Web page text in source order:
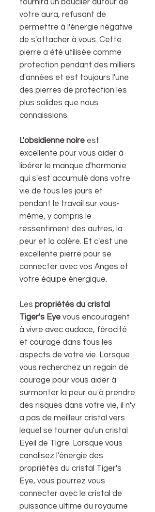
votre aura, refusant de
permettre à l'énergie négative
de s'attacher à vous. Cette
pierre a été utilisée comme
protection pendant des milliers
d'années et est toujours l'une
des pierres de protection les
plus solides que nous
connaissions.
L'obsidienne noire est
excellente pour vous aider à
libérer le manque d'harmonie
qui s'est accumulé dans votre
vie de tous les jours et
pendant le travail sur vous-
même, y compris le
ressentiment des autres, la
peur et la colère. Et c'est une
excellente pierre pour se
connecter avec vos Anges et
votre équipe énergique.
Les propriétés du cristal
Tiger's Eye vous encouragent
à vivre avec audace, férocité
et courage dans tous les
aspects de votre vie. Lorsque
vous recherchez un regain de
courage pour vous aider à
surmonter la peur ou à prendre
des risques dans votre vie, il n'y
a pas de meilleur cristal vers
lequel se tourner qu'un cristal
Eyeil de Tigre. Lorsque vous
canalisez l'énergie des
propriétés du cristal Tiger's
Eye, vous pourrez vous
connecter avec le cristal de
puissance ultime du royaume